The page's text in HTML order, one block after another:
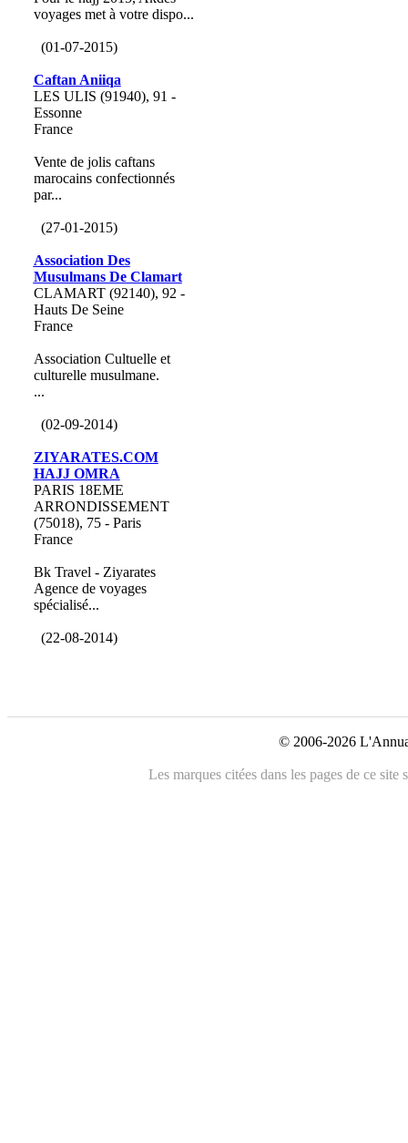
voyages met à votre dispo...
(01-07-2015)
Caftan Aniiqa
LES ULIS (91940), 91 -
Essonne
France
Vente de jolis caftans
marocains confectionnés
par...
(27-01-2015)
Association Des
Musulmans De Clamart
CLAMART (92140), 92 -
Hauts De Seine
France
Association Cultuelle et
culturelle musulmane.
...
(02-09-2014)
ZIYARATES.COM
HAJJ OMRA
PARIS 18EME
ARRONDISSEMENT
(75018), 75 - Paris
France
Bk Travel - Ziyarates
Agence de voyages
spécialisé...
(22-08-2014)
© 2006-2026
Les marques citées dans les pages de ce